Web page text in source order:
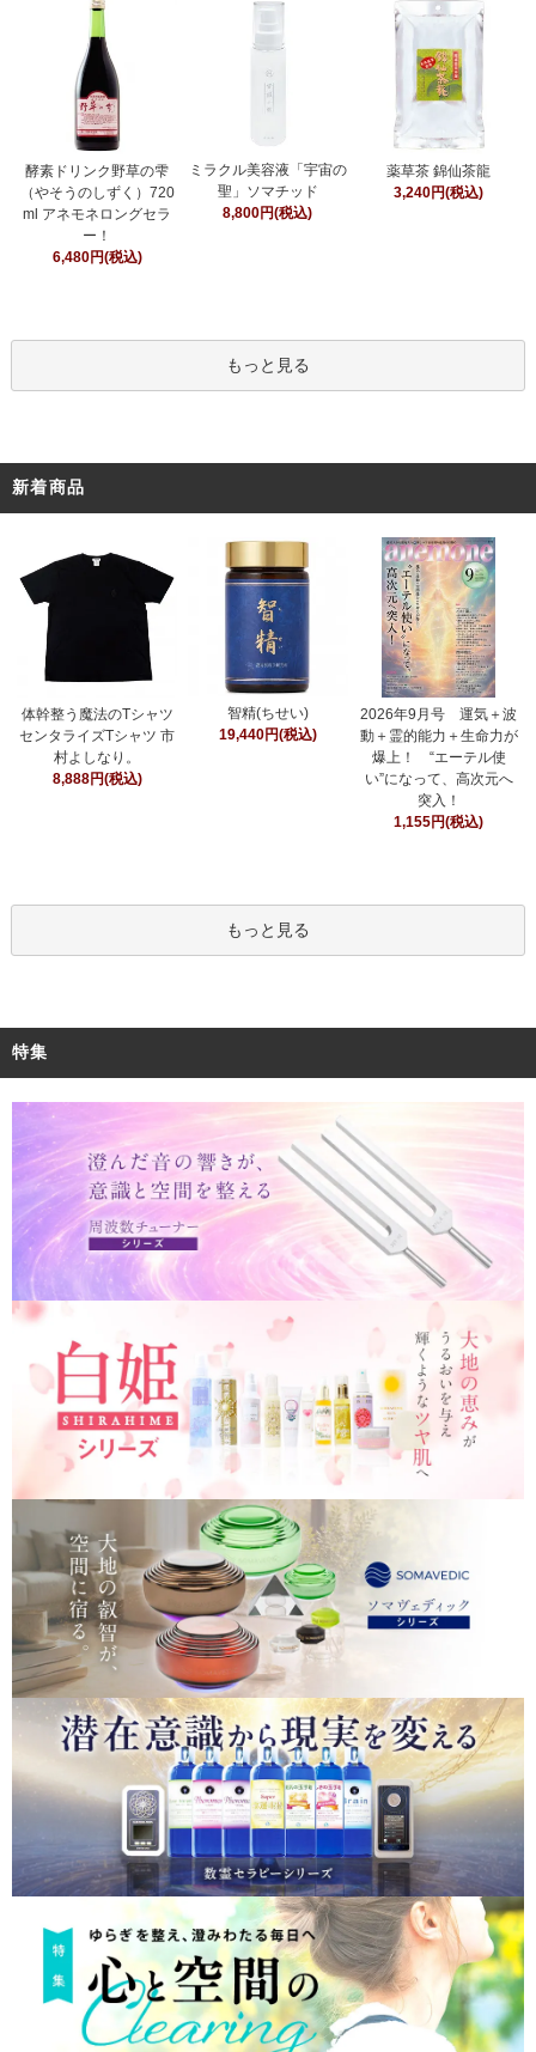
酵素ドリンク野草の雫
（やそうのしずく）720
ml アネモネロングセラ
ー！
6,480円(税込)
ミラクル美容液「宇宙の
聖」ソマチッド
8,800円(税込)
薬草茶 錦仙茶龍
3,240円(税込)
もっと見る
新着商品
体幹整う魔法のTシャツ
センタライズTシャツ 市
村よしなり。
8,888円(税込)
智精(ちせい)
19,440円(税込)
2026年9月号 運気＋波
動＋霊的能力＋生命力が
爆上！ “エーテル使
い”になって、高次元へ
突入！
1,155円(税込)
もっと見る
特集